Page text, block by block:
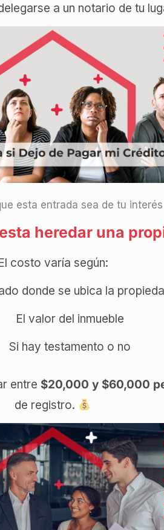
a un notario de tu
esta entrada sea de tu interés
heredar una
costo varía según:
donde se ubica la
El valor del inmueble
Si hay testamento o no
entre $20,000 y $60,000
de registro.